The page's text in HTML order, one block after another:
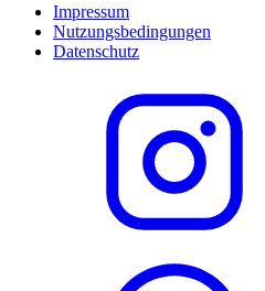
Impressum
Nutzungsbedingungen
Datenschutz